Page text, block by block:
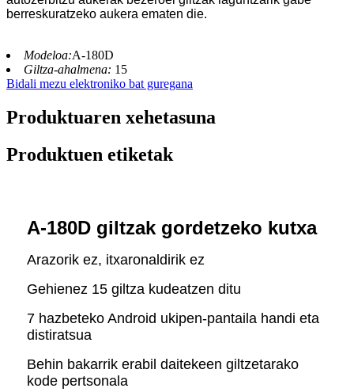
berreskuratzeko aukera ematen die.
Modeloa:A-180D
Giltza-ahalmena: 15
Bidali mezu elektroniko bat guregana
Produktuaren xehetasuna
Produktuen etiketak
A-180D giltzak gordetzeko kutxa
Arazorik ez, itxaronaldirik ez
Gehienez 15 giltza kudeatzen ditu
7 hazbeteko Android ukipen-pantaila handi eta
distiratsua
Behin bakarrik erabil daitekeen giltzetarako
kode pertsonala